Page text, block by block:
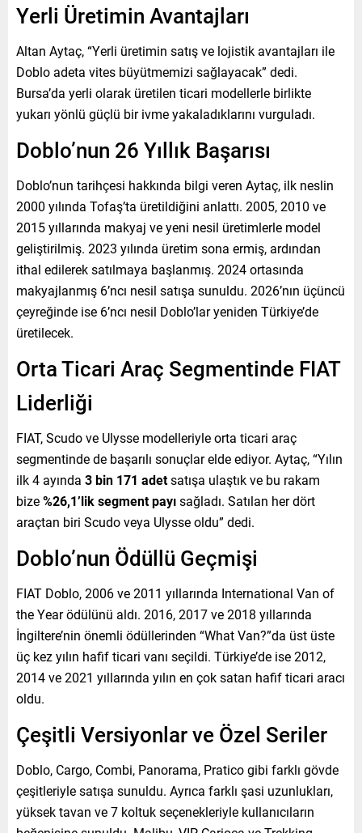
Yerli Üretimin Avantajları
Altan Aytaç, “Yerli üretimin satış ve lojistik avantajları ile
Doblo adeta vites büyütmemizi sağlayacak” dedi.
Bursa’da yerli olarak üretilen ticari modellerle birlikte
yukarı yönlü güçlü bir ivme yakaladıklarını vurguladı.
Doblo’nun 26 Yıllık Başarısı
Doblo’nun tarihçesi hakkında bilgi veren Aytaç, ilk neslin
2000 yılında Tofaş’ta üretildiğini anlattı. 2005, 2010 ve
2015 yıllarında makyaj ve yeni nesil üretimlerle model
geliştirilmiş. 2023 yılında üretim sona ermiş, ardından
ithal edilerek satılmaya başlanmış. 2024 ortasında
makyajlanmış 6’ncı nesil satışa sunuldu. 2026’nın üçüncü
çeyreğinde ise 6’ncı nesil Doblo’lar yeniden Türkiye’de
üretilecek.
Orta Ticari Araç Segmentinde FIAT
Liderliği
FIAT, Scudo ve Ulysse modelleriyle orta ticari araç
segmentinde de başarılı sonuçlar elde ediyor. Aytaç, “Yılın
ilk 4 ayında 3 bin 171 adetsatışa ulaştık ve bu rakam
bize%26,1’lik segment payısağladı. Satılan her dört
araçtan biri Scudo veya Ulysse oldu” dedi.
Doblo’nun Ödüllü Geçmişi
FIAT Doblo, 2006 ve 2011 yıllarında International Van of
the Year ödülünü aldı. 2016, 2017 ve 2018 yıllarında
İngiltere’nin önemli ödüllerinden “What Van?”da üst üste
üç kez yılın hafif ticari vanı seçildi. Türkiye’de ise 2012,
2014 ve 2021 yıllarında yılın en çok satan hafif ticari aracı
oldu.
Çeşitli Versiyonlar ve Özel Seriler
Doblo, Cargo, Combi, Panorama, Pratico gibi farklı gövde
çeşitleriyle satışa sunuldu. Ayrıca farklı şasi uzunlukları,
yüksek tavan ve 7 koltuk seçenekleriyle kullanıcıların